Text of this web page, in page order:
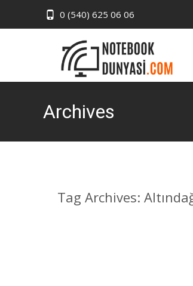
0 (540) 625 06 06
Archives
Tag Archives: